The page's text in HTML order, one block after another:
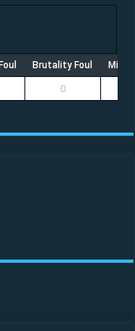
Brutality Foul
0